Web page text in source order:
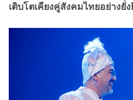
เติบโตเคียงคู่สังคมไทยอย่างยั่